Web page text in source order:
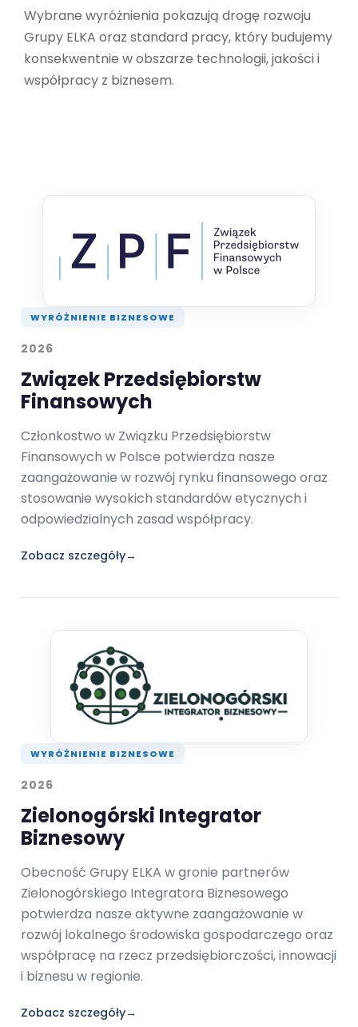
Wybrane wyróżnienia pokazują drogę rozwoju
Grupy ELKA oraz standard pracy, który budujemy
konsekwentnie w obszarze technologii, jakości i
współpracy z biznesem.
WYRÓŻNIENIE BIZNESOWE
2026
Związek Przedsiębiorstw
Finansowych
Członkostwo w Związku Przedsiębiorstw
Finansowych w Polsce potwierdza nasze
zaangażowanie w rozwój rynku finansowego oraz
stosowanie wysokich standardów etycznych i
odpowiedzialnych zasad współpracy.
Zobacz szczegóły→
WYRÓŻNIENIE BIZNESOWE
2026
Zielonogórski Integrator
Biznesowy
Obecność Grupy ELKA w gronie partnerów
Zielonogórskiego Integratora Biznesowego
potwierdza nasze aktywne zaangażowanie w
rozwój lokalnego środowiska gospodarczego oraz
współpracę na rzecz przedsiębiorczości, innowacji
i biznesu w regionie.
Zobacz szczegóły→